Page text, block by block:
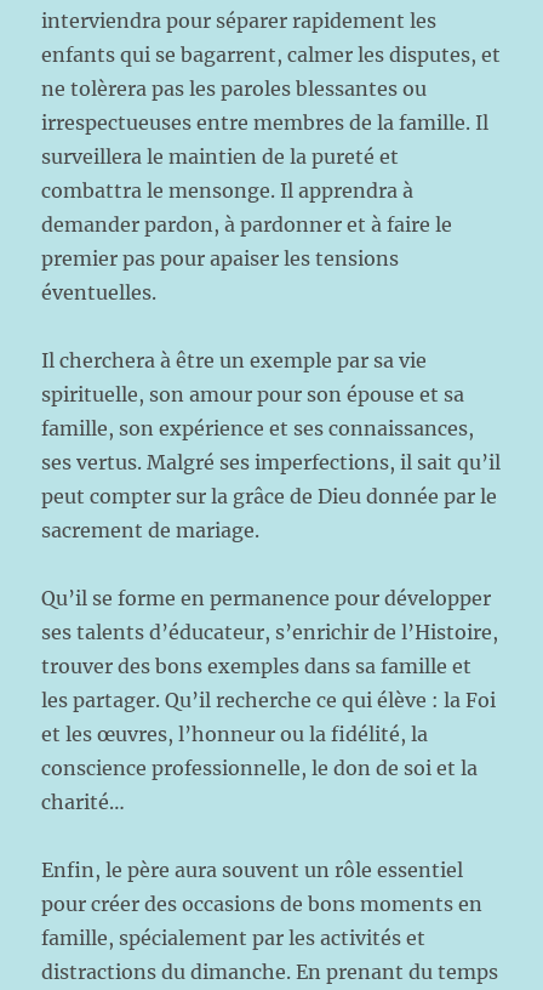
interviendra pour séparer rapidement les
enfants qui se bagarrent, calmer les disputes, et
ne tolèrera pas les paroles blessantes ou
irrespectueuses entre membres de la famille. Il
surveillera le maintien de la pureté et
combattra le mensonge. Il apprendra à
demander pardon, à pardonner et à faire le
premier pas pour apaiser les tensions
éventuelles.
Il cherchera à être un exemple par sa vie
spirituelle, son amour pour son épouse et sa
famille, son expérience et ses connaissances,
ses vertus. Malgré ses imperfections, il sait qu’il
peut compter sur la grâce de Dieu donnée par le
sacrement de mariage.
Qu’il se forme en permanence pour développer
ses talents d’éducateur, s’enrichir de l’Histoire,
trouver des bons exemples dans sa famille et
les partager. Qu’il recherche ce qui élève : la Foi
et les œuvres, l’honneur ou la fidélité, la
conscience professionnelle, le don de soi et la
charité…
Enfin, le père aura souvent un rôle essentiel
pour créer des occasions de bons moments en
famille, spécialement par les activités et
distractions du dimanche. En prenant du temps